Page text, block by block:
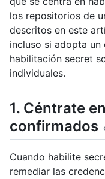
los repositorios de
descritos en este
incluso si adopta un
habilitación secret
individuales.
1. Céntrate
confirmados
Cuando habilite
remediar las